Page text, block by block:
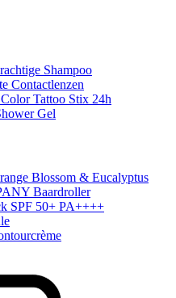
Shampoo
Contactlenzen
Tattoo Stix 24h
Gel
Blossom & Eucalyptus
Baardroller
SPF 50+ PA++++